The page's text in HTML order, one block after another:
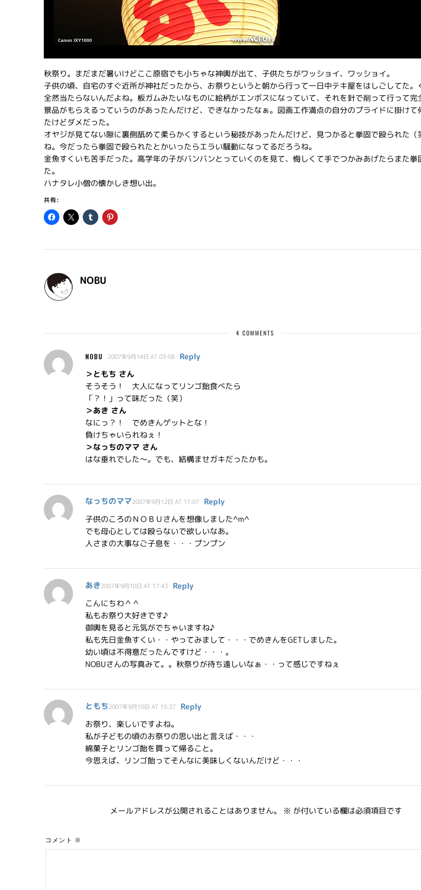
秋祭り。まだまだ暑いけどここ原宿でも小ちゃな神輿が出て、子供たちがワッショイ、ワッショイ。
子供の頃、自宅のすぐ近所が神社だったから、お祭りというと朝から行って一日中テキ屋をはしごしてた。
全然当たらないんだよね。板ガムみたいなものに絵柄がエンボスになっていて、それを針で削って行って完
景品がもらえるっていうのがあったんだけど、できなかったなぁ。図画工作満点の自分のプライドに掛けて
たけどダメだった。
オヤジが見てない隙に裏側舐めて柔らかくするという秘技があったんだけど、見つかると拳固で殴られた（
ね。今だったら拳固で殴られたとかいったらエラい騒動になってるだろうね。
金魚すくいも苦手だった。高学年の子がバンバンとっていくのを見て、悔しくて手でつかみあげたらまた拳
た。
ハナタレ小僧の懐かしき想い出。
共有:
NOBU
4 COMMENTS
NOBU 2007年9月14日 AT 03:08
Reply
＞ともち さん
そうそう！ 大人になってリンゴ飴食べたら
「？！」って味だった（笑）
＞あき さん
なにっ？！ でめきんゲットとな！
負けちゃいられねぇ！
＞なっちのママ さん
はな垂れでした〜。でも、結構ませガキだったかも。
なっちのママ2007年9月12日 AT 17:07
Reply
子供のころのＮＯＢＵさんを想像しました^m^
でも母心としては殴らないで欲しいなあ。
人さまの大事なご子息を・・・プンプン
あき2007年9月10日 AT 17:43
Reply
こんにちわ＾＾
私もお祭り大好きです♪
御輿を見ると元気がでちゃいますね♪
私も先日金魚すくい・・やってみまして・・・でめきんをGETしました。
幼い頃は不得意だったんですけど・・・。
NOBUさんの写真みて。。秋祭りが待ち遠しいなぁ・・って感じですねぇ
ともち2007年9月10日 AT 15:27
Reply
お祭り、楽しいですよね。
私が子どもの頃のお祭りの思い出と言えば・・・
綿菓子とリンゴ飴を買って帰ること。
今思えば、リンゴ飴ってそんなに美味しくないんだけど・・・
メールアドレスが公開されることはありません。 ※ が付いている欄は必須項目です
コメント ※